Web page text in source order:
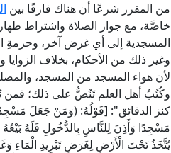
من المقرر شرعًا أن هناك فارقًا بين
خاصَّة، مع جواز الصلاة واشتراط
المسجدية إلى أي غرض آخر، وحرمةِ
وغير ذلك من الأحكام، بخلاف
لأن هواء المسجد من المسجد،
وكُتُبُ أهل العلم تَنُصُّ على ذلك؛ فمن
كنز الدقائق": [قَوْلُهُ: (وَمَنْ جَعَلَ
مَسْجِدًا وَأَذِنَ لِلنَّاسِ بِالدُّخُولِ فَلَهُ بَيْعُهُ
يُتَّخَذُ تَحْتَ الْأَرْضِ لِغَرَضِ تَبْرِيدِ الْمَاءِ